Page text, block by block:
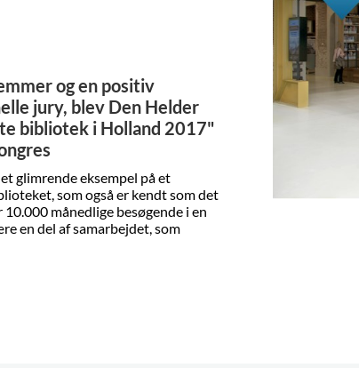
og en positiv
jury, blev Den Helder
bibliotek i Holland 2017"
glimrende eksempel på et
som også er kendt som det
månedlige besøgende i en
en del af samarbejdet, som